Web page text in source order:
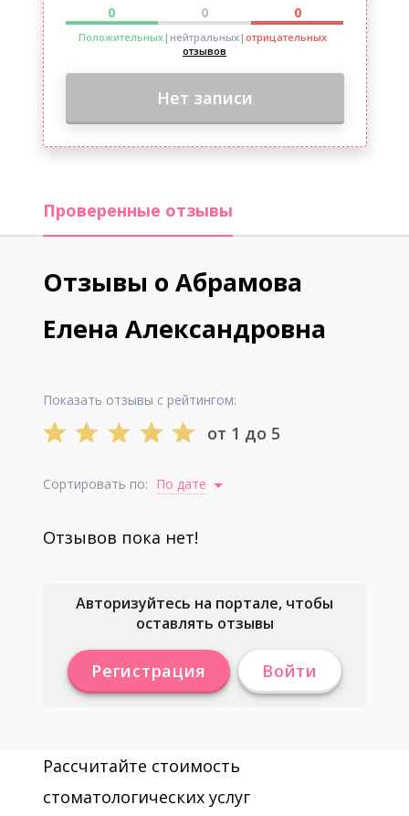
0 0 0
Положительных|нейтральных| отрицательных
отзывов
Нет записи
Проверенные отзывы
Отзывы о Абрамова
Елена Александровна
Показать отзывы с рейтингом:
от 1 до 5
Сортировать по: По дате
Отзывов пока нет!
Авторизуйтесь на портале, чтобы
оставлять отзывы
Регистрация Войти
Рассчитайте стоимость
стоматологических услуг